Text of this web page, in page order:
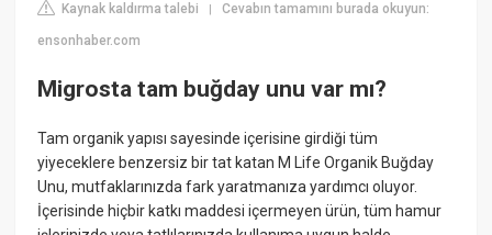
Kaynak kaldırma talebi |Cevabın tamamını burada okuyun:
ensonhaber.com
Migrosta tam buğday unu var mı?
Tam organik yapısı sayesinde içerisine girdiği tüm
yiyeceklere benzersiz bir tat katan M Life Organik Buğday
Unu, mutfaklarınızda fark yaratmanıza yardımcı oluyor.
İçerisinde hiçbir katkı maddesi içermeyen ürün, tüm hamur